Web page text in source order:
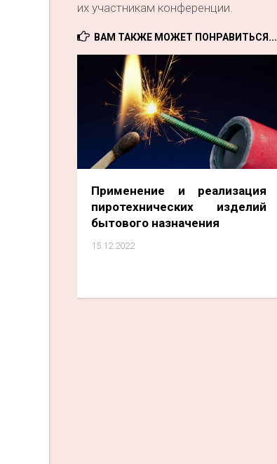
их участникам конференции.
ВАМ ТАКЖЕ МОЖЕТ ПОНРАВИТЬСЯ...
Применение и реализация
пиротехнических изделий
бытового назначения
15.12.2022